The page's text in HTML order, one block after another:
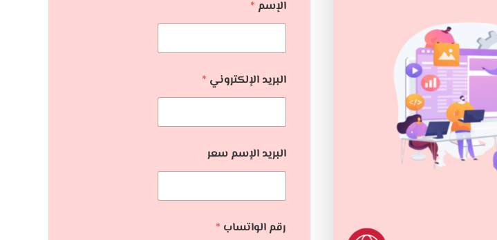
الإسم *
البريد الإلكتروني *
البريد الإسم سعر
رقم الواتساب *